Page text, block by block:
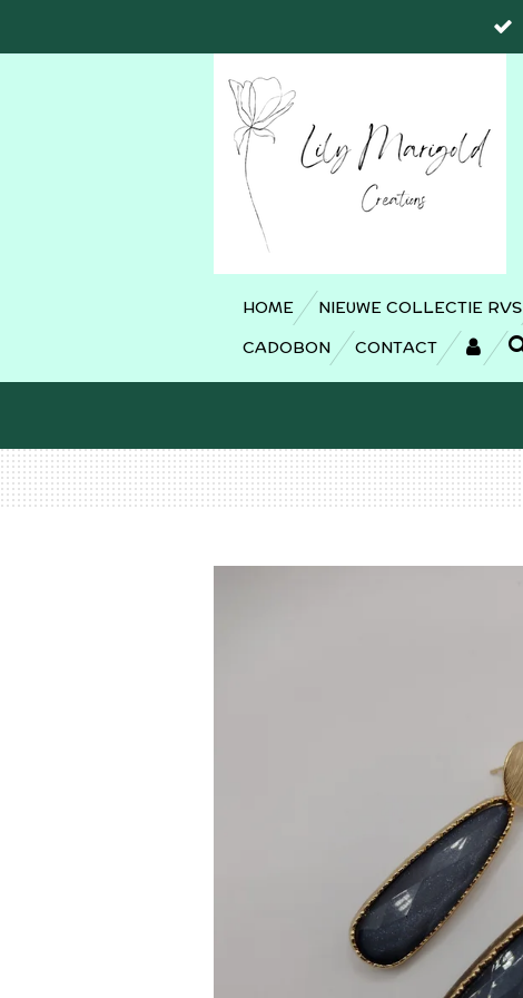
direct
HOME NIEUWE COLLECTIE RVS
CADOBON
CONTACT